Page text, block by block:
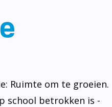
Ruimte om te groeien.
school betrokken is -